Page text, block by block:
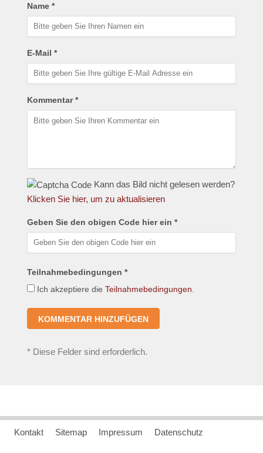
Name *
E-Mail *
Kommentar *
Kann das Bild nicht gelesen werden?
Klicken Sie hier, um zu aktualisieren
Geben Sie den obigen Code hier ein *
Teilnahmebedingungen *
Ich akzeptiere die Teilnahmebedingungen
*Diese Felder sind erforderlich.
Kontakt Sitemap Impressum Datenschutz